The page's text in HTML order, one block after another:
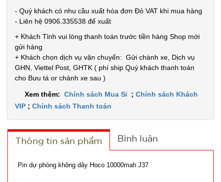
- Quý khách có nhu cầu xuất hóa đơn Đỏ VAT khi mua hàng
- Liên hệ 0906.335538 để xuất
+ Khách Tỉnh vui lòng thanh toán trước tiền hàng Shop mới
gửi hàng
+ Khách chọn dịch vụ vận chuyển: Gửi chành xe, Dịch vụ
GHN, Viettel Post, GHTK ( phí ship Quý khách thanh toán
cho Bưu tá or chành xe sau )
Xem thêm: Chính sách Mua Sỉ ; Chính sách Khách
VIP ; Chính sách Thanh toán
Thông tin sản phẩm Bình luận
Pin dự phòng không dây Hoco 10000mah J37
Ổ điện 3
cổng usb 6
Xanh Lá (
SP: